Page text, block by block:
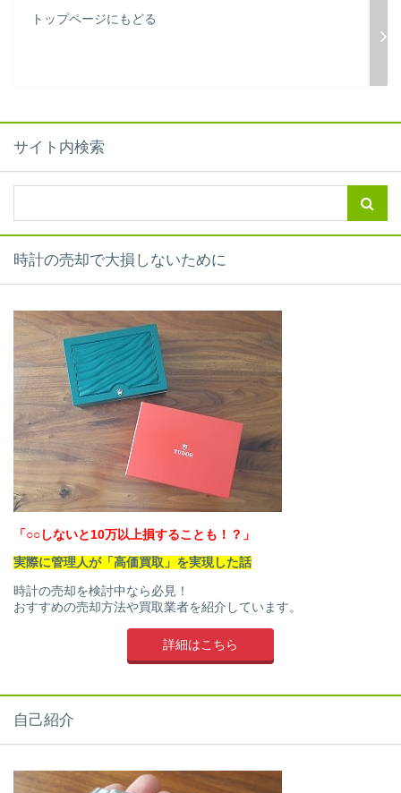
トップページにもどる
サイト内検索
時計の売却で大損しないために
「○○しないと10万以上損することも！？」
実際に管理人が「高価買取」を実現した話
時計の売却を検討中なら必見！
おすすめの売却方法や買取業者を紹介しています。
詳細はこちら
自己紹介